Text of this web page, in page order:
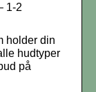
1-2
holder din
hudtyper
på